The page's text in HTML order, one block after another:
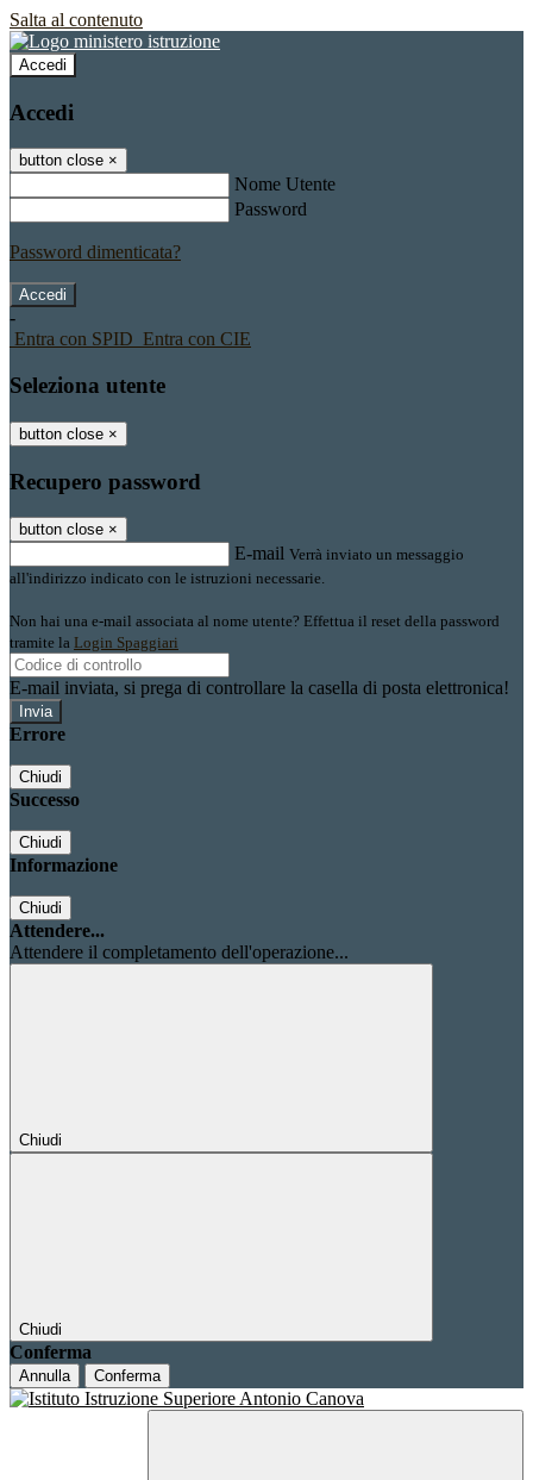
Salta al contenuto
Accedi
Accedi
button close ×
Nome Utente
Password
Password dimenticata?
-
Entra con SPID Entra con CIE
Seleziona utente
button close ×
Recupero password
button close ×
E-mail Verrà inviato un messaggio
all'indirizzo indicato con le istruzioni necessarie.
Non hai una e-mail associata al nome utente? Effettua il reset della password
tramite la Login Spaggiari
E-mail inviata, si prega di controllare la casella di posta elettronica!
Errore
Chiudi
Successo
Chiudi
Informazione
Chiudi
Attendere...
Attendere il completamento dell'operazione...
Chiudi
Chiudi
Conferma
Annulla Conferma